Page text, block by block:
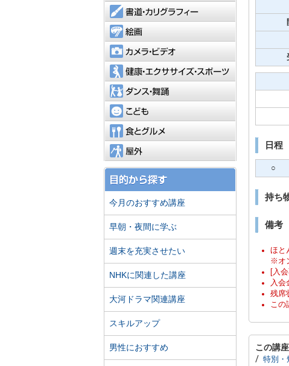
日程
○
持ち
備考
ほと
※オ
[入
入会
残席
この
この講
特別・
書道・カリグ
カメラ・ビ
健康・エク
こども
食とグルメ
今月のおすすめ講座
早朝・夜間に学ぶ
週末を充実させたい
NHKに関連した講座
大河ドラマ関連講座
スキルアップ
男性におすすめ